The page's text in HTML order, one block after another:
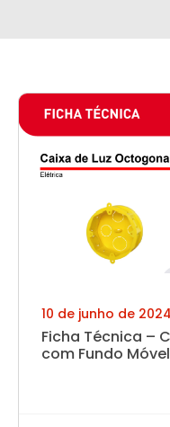
10 de junho de 2024
Ficha Técnica –
com Fundo Móvel